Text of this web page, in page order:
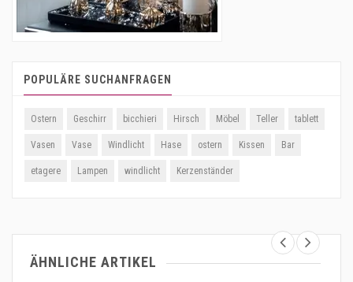
POPULÄRE SUCHANFRAGEN
Ostern Geschirr bicchieri Hirsch Möbel Teller tablett
Vasen Vase Windlicht Hase ostern Kissen Bar
etagere Lampen windlicht Kerzenständer
ÄHNLICHE ARTIKEL